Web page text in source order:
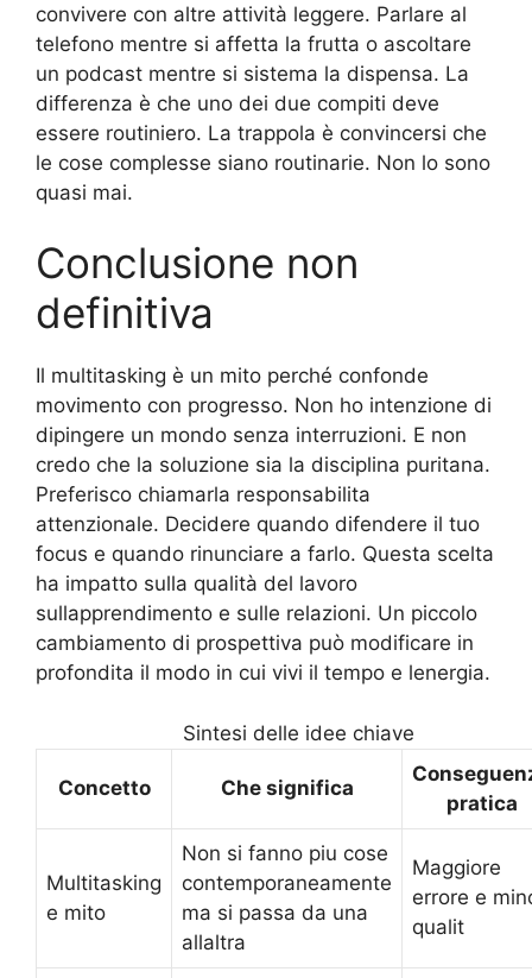
convivere con altre attività leggere. Parlare al
telefono mentre si affetta la frutta o ascoltare
un podcast mentre si sistema la dispensa. La
differenza è che uno dei due compiti deve
essere routiniero. La trappola è convincersi che
le cose complesse siano routinarie. Non lo sono
quasi mai.
Conclusione non
definitiva
Il multitasking è un mito perché confonde
movimento con progresso. Non ho intenzione di
dipingere un mondo senza interruzioni. E non
credo che la soluzione sia la disciplina puritana.
Preferisco chiamarla responsabilita
attenzionale. Decidere quando difendere il tuo
focus e quando rinunciare a farlo. Questa scelta
ha impatto sulla qualità del lavoro
sullapprendimento e sulle relazioni. Un piccolo
cambiamento di prospettiva può modificare in
profondita il modo in cui vivi il tempo e lenergia.
Sintesi delle idee chiave
Concetto Che significa
pratica
Multitasking
e mito
Non si fanno piu cose
contemporaneamente
ma si passa da una
allaltra
Maggiore
errore e
qualit